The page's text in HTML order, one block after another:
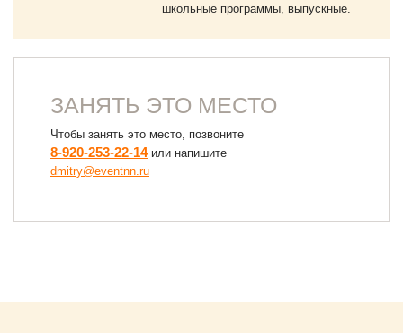
школьные программы, выпускные.
ЗАНЯТЬ ЭТО МЕСТО
Чтобы занять это место, позвоните
8-920-253-22-14или напишите
dmitry@eventnn.ru